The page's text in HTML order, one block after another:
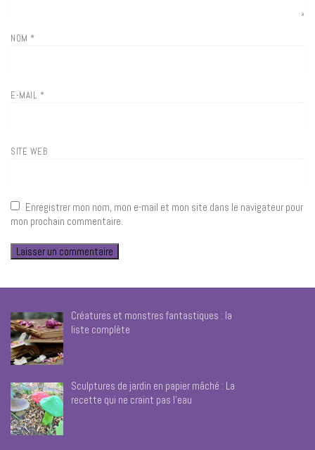
NOM *
E-MAIL *
SITE WEB
Enregistrer mon nom, mon e-mail et mon site dans le navigateur pour
mon prochain commentaire.
Créatures et monstres fantastiques : la
liste complète
Sculptures de jardin en papier mâché : La
recette qui ne craint pas l’eau